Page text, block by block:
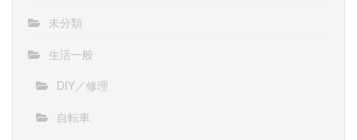
未分類
生活一般
DIY／修理
自転車